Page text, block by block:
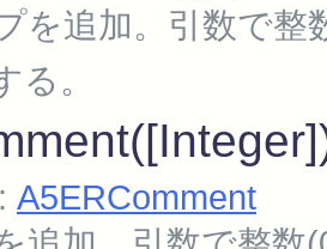
を追加。引数で
。
A5ERComment